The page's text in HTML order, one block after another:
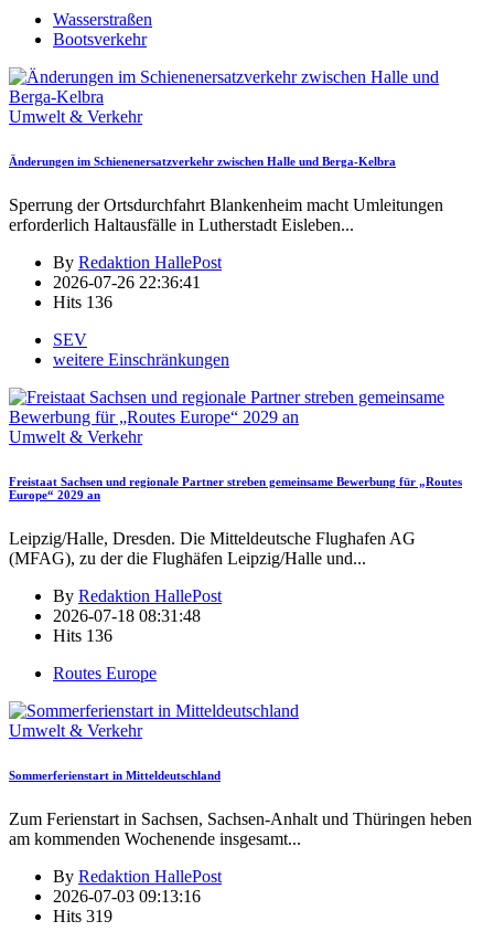
Wasserstraßen
Bootsverkehr
Umwelt & Verkehr
Änderungen im Schienenersatzverkehr zwischen Halle und Berga-Kelbra
Sperrung der Ortsdurchfahrt Blankenheim macht Umleitungen
erforderlich Haltausfälle in Lutherstadt Eisleben...
By Redaktion HallePost
2026-07-26 22:36:41
Hits 136
SEV
weitere Einschränkungen
Umwelt & Verkehr
Freistaat Sachsen und regionale Partner streben gemeinsame Bewerbung für „Routes
Europe“ 2029 an
Leipzig/Halle, Dresden. Die Mitteldeutsche Flughafen AG
(MFAG), zu der die Flughäfen Leipzig/Halle und...
By Redaktion HallePost
2026-07-18 08:31:48
Hits 136
Routes Europe
Umwelt & Verkehr
Sommerferienstart in Mitteldeutschland
Zum Ferienstart in Sachsen, Sachsen-Anhalt und Thüringen heben
am kommenden Wochenende insgesamt...
By Redaktion HallePost
2026-07-03 09:13:16
Hits 319